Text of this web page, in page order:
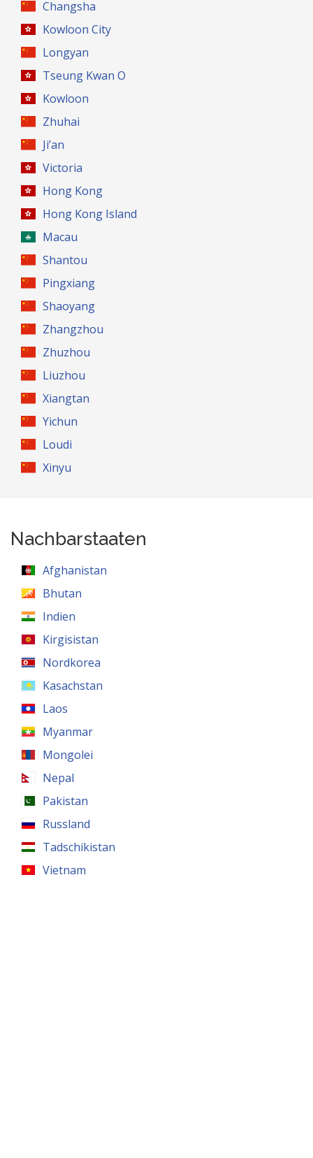
Changsha
Kowloon City
Longyan
Tseung Kwan O
Kowloon
Zhuhai
Ji’an
Victoria
Hong Kong
Hong Kong Island
Macau
Shantou
Pingxiang
Shaoyang
Zhangzhou
Zhuzhou
Liuzhou
Xiangtan
Yichun
Loudi
Xinyu
Nachbarstaaten
Afghanistan
Bhutan
Indien
Kirgisistan
Nordkorea
Kasachstan
Laos
Myanmar
Mongolei
Nepal
Pakistan
Russland
Tadschikistan
Vietnam